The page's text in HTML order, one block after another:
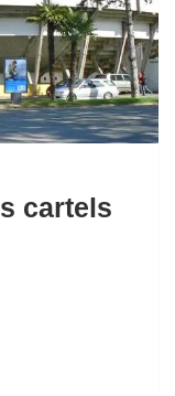
cartels